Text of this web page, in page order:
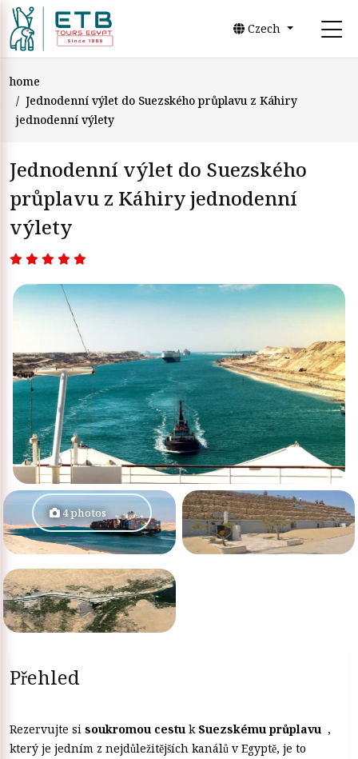
Czech
home
Jednodenní výlet do Suezského průplavu z Káhiry
jednodenní výlety
Jednodenní výlet do Suezského
průplavu z Káhiry jednodenní
výlety
4 photos
Přehled
Rezervujte si soukromou cestu k Suezskému průplavu ,
který je jedním z nejdůležitějších kanálů v Egyptě, je to